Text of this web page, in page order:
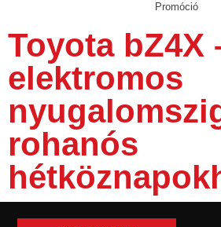
Promóció
Toyota bZ4X
elektromos
rohanós